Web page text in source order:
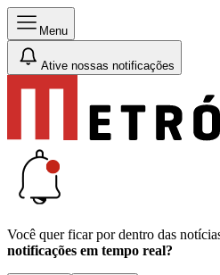
Menu
Ative nossas notificações
Você quer ficar por dentro das
notificações em tempo real?